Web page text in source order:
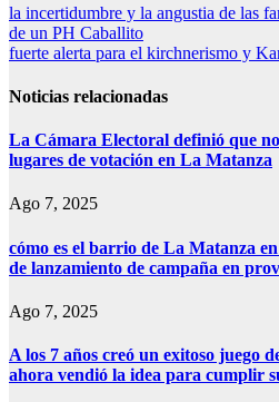
Navegación
de
la incertidumbre y la angustia de las
de un PH Caballito
fuerte alerta para el kirchnerismo y
Noticias relacionadas
La Cámara Electoral definió que
lugares de votación en La Matanza
Ago 7, 2025
cómo es el barrio de La Matanza
de lanzamiento de campaña en
Ago 7, 2025
A los 7 años creó un exitoso juego
ahora vendió la idea para cumplir